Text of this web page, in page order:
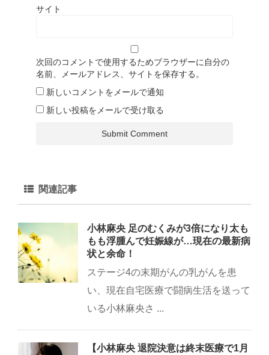
サイト
次回のコメントで使用するためブラウザーに自分の
名前、メールアドレス、サイトを保存する。
新しいコメントをメールで通知
新しい投稿をメールで受け取る
関連記事
小林麻央 足のむくみが3倍になり太も
もも浮腫んで妊娠線が…現在の最新病
状と余命！
ステージ4の末期がんの乳がんを患
い、現在自宅医療で闘病生活を送って
いる小林麻央さ ...
【小林麻央 退院決意は終末医療で1月